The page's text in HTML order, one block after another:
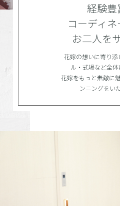
経験豊
コーディ
お二人を
花嫁の想いに寄り添
ル・式場など全体
花嫁をもっと素敵に
ンニングをい